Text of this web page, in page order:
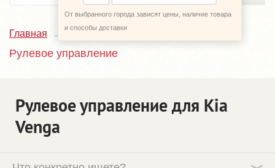
От выбранного города зависят цены, наличие товара
и способы доставки
Главная Каталог
Рулевое управление
Рулевое управление для Kia
Venga